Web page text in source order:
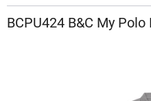
BCPU424 B&C My